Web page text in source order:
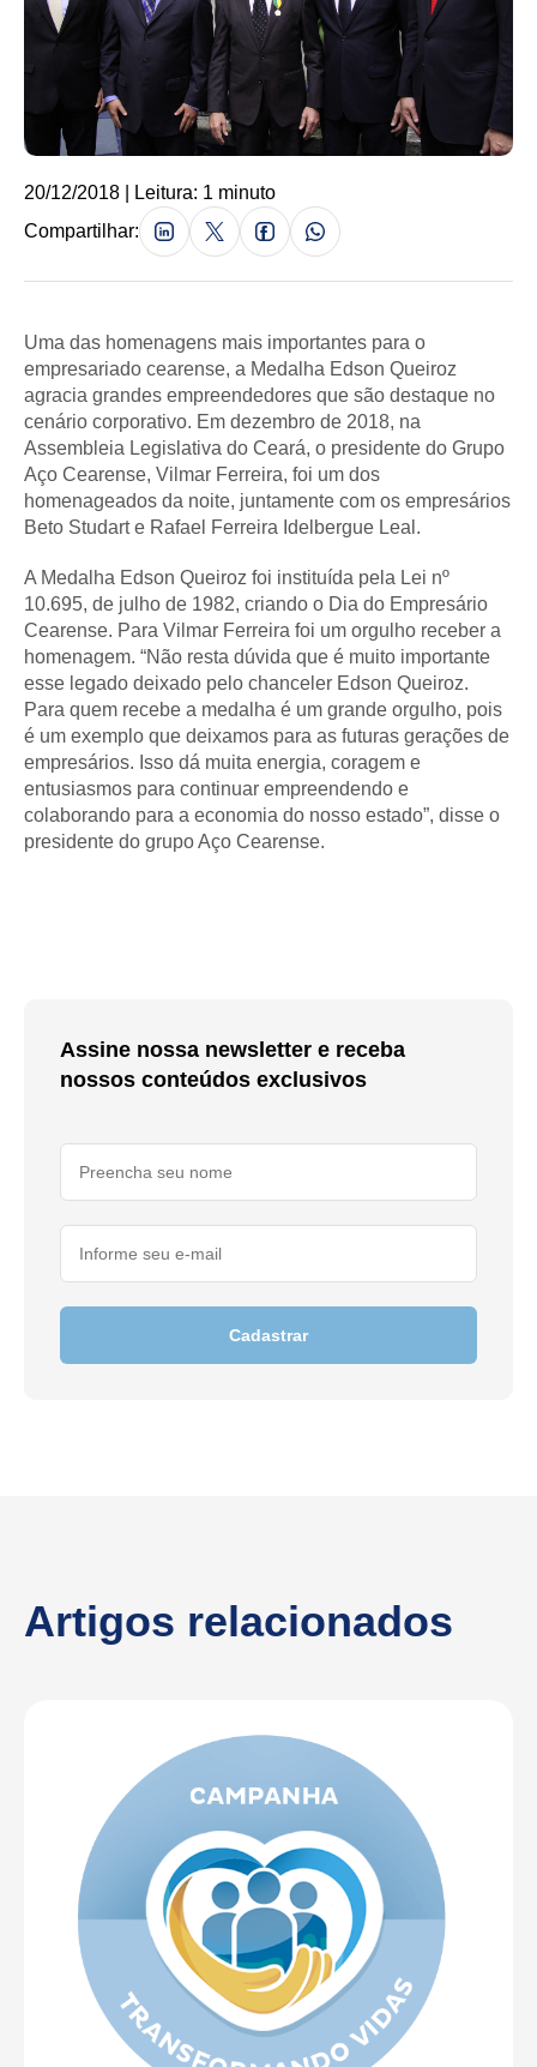
20/12/2018 | Leitura: 1 minuto
Compartilhar:
Uma das homenagens mais importantes para o
empresariado cearense, a Medalha Edson Queiroz
agracia grandes empreendedores que são destaque no
cenário corporativo. Em dezembro de 2018, na
Assembleia Legislativa do Ceará, o presidente do Grupo
Aço Cearense, Vilmar Ferreira, foi um dos
homenageados da noite, juntamente com os empresários
Beto Studart e Rafael Ferreira Idelbergue Leal.
A Medalha Edson Queiroz foi instituída pela Lei nº
10.695, de julho de 1982, criando o Dia do Empresário
Cearense. Para Vilmar Ferreira foi um orgulho receber a
homenagem. “Não resta dúvida que é muito importante
esse legado deixado pelo chanceler Edson Queiroz.
Para quem recebe a medalha é um grande orgulho, pois
é um exemplo que deixamos para as futuras gerações de
empresários. Isso dá muita energia, coragem e
entusiasmos para continuar empreendendo e
colaborando para a economia do nosso estado”, disse o
presidente do grupo Aço Cearense.
Assine nossa newsletter e receba
nossos conteúdos exclusivos
Cadastrar
Artigos relacionados